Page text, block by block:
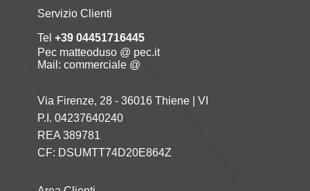
Servizio Clienti
Tel +39 04451716445
Pec matteoduso @ pec.it
Mail: commerciale @
Via Firenze, 28 - 36016 Thiene | VI
P.I. 04237640240
REA 389781
CF: DSUMTT74D20E864Z